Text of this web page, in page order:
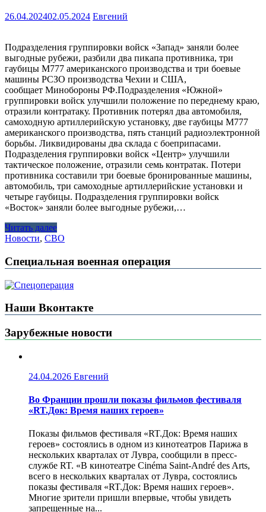
26.04.202402.05.2024 Евгений
Подразделения группировки войск «Запад» заняли более
выгодные рубежи, разбили два пикапа противника, три
гаубицы М777 американского производства и три боевые
машины РСЗО производства Чехии и США,
сообщает Минобороны РФ.Подразделения «Южной»
группировки войск улучшили положение по переднему краю,
отразили контратаку. Противник потерял два автомобиля,
самоходную артиллерийскую установку, две гаубицы М777
американского производства, пять станций радиоэлектронной
борьбы. Ликвидированы два склада с боеприпасами.
Подразделения группировки войск «Центр» улучшили
тактическое положение, отразили семь контратак. Потери
противника составили три боевые бронированные машины,
автомобиль, три самоходные артиллерийские установки и
четыре гаубицы. Подразделения группировки войск
«Восток» заняли более выгодные рубежи,…
Читать далее
Новости, СВО
Специальная военная операция
Наши Вконтакте
Зарубежные новости
24.04.2026 Евгений
Во Франции прошли показы фильмов фестиваля
«RT.Док: Время наших героев»
Показы фильмов фестиваля «RT.Док: Время наших
героев» состоялись в одном из кинотеатров Парижа в
нескольких кварталах от Лувра, сообщили в пресс-
службе RT. «В кинотеатре Cinéma Saint-André des Arts,
всего в нескольких кварталах от Лувра, состоялись
показы фестиваля «RT.Док: Время наших героев».
Многие зрители пришли впервые, чтобы увидеть
запрещенные на...